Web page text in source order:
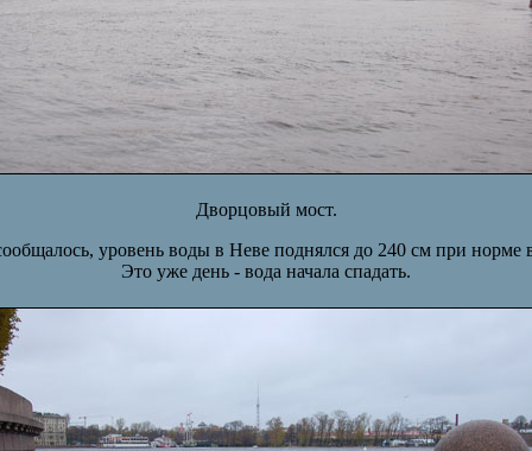
Дворцовый мост.
уровень воды в Неве поднялся до 240 см при норме
Это уже день - вода начала спадать.